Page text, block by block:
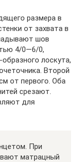
размера в
от захвата в
шов
4/0—6/0,
лоскута,
Второй
от первого. Оба
срезают.
для
При
матрацный